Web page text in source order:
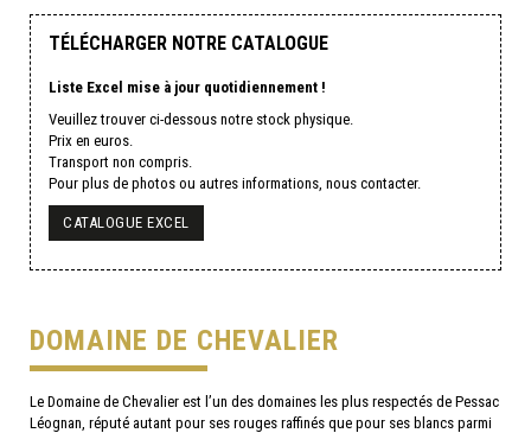
TÉLÉCHARGER NOTRE CATALOGUE
Liste Excel mise à jour quotidiennement !
Veuillez trouver ci-dessous notre stock physique.
Prix en euros.
Transport non compris.
Pour plus de photos ou autres informations, nous contacter.
CATALOGUE EXCEL
DOMAINE DE CHEVALIER
Le Domaine de Chevalier est l’un des domaines les plus respectés de Pessac
Léognan, réputé autant pour ses rouges raffinés que pour ses blancs parmi